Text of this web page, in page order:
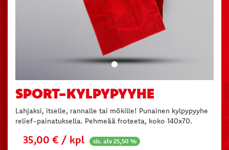
SPORT-KYLPYPYYHE
Lahjaksi, itselle, rannalle tai mökille! Punainen kylpypyyhe
relief-painatuksella. Pehmeää froteeta, koko 140x70.
35,00 € / kpl sis. alv 25,50 %